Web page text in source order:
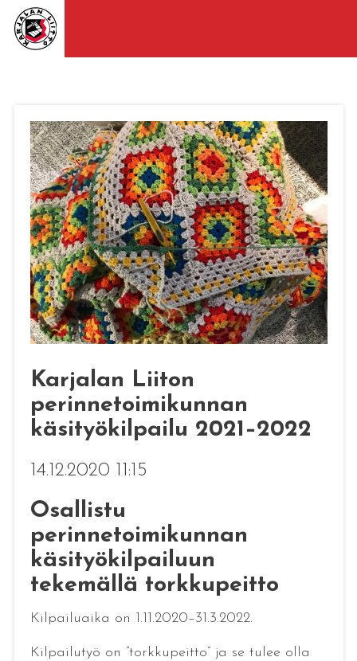
Karjalan Liiton
perinnetoimikunnan
käsityökilpailu 2021–2022
14.12.2020 11:15
Osallistu
perinnetoimikunnan
käsityökilpailuun
tekemällä torkkupeitto
Kilpailuaika on 1.11.2020–31.3.2022.
Kilpailutyö on ”torkkupeitto” ja se tulee olla